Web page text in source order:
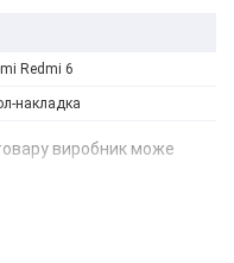
Redmi 6
накладка
виробник може